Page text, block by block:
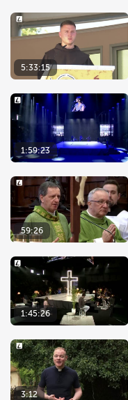
5:33:15
1:59:23
59:26
1:45:26
3:12